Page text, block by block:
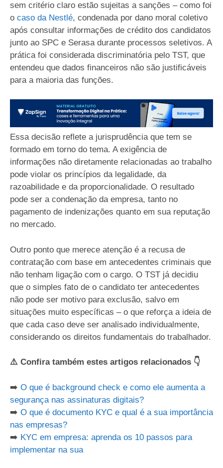
sem critério claro estão sujeitas a sanções – como foi
o caso da Nestlé, condenada por dano moral coletivo
após consultar informações de crédito dos candidatos
junto ao SPC e Serasa durante processos seletivos. A
prática foi considerada discriminatória pelo TST, que
entendeu que dados financeiros não são justificáveis
para a maioria das funções.
Essa decisão reflete a jurisprudência que tem se
formado em torno do tema. A exigência de
informações não diretamente relacionadas ao trabalho
pode violar os princípios da legalidade, da
razoabilidade e da proporcionalidade. O resultado
pode ser a condenação da empresa, tanto no
pagamento de indenizações quanto em sua reputação
no mercado.
Outro ponto que merece atenção é a recusa de
contratação com base em antecedentes criminais que
não tenham ligação com o cargo. O TST já decidiu
que o simples fato de o candidato ter antecedentes
não pode ser motivo para exclusão, salvo em
situações muito específicas – o que reforça a ideia de
que cada caso deve ser analisado individualmente,
considerando os direitos fundamentais do trabalhador.
⚠️ Confira também estes artigos relacionados 👇
➡️ O que é background check e como ele aumenta a
segurança nas assinaturas digitais?
➡️ O que é documento KYC e qual é a sua importância
nas empresas?
➡️ KYC em empresa: aprenda os 10 passos para
implementar na sua